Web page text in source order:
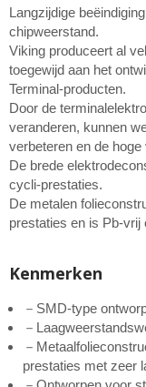
Langzijdige
chipweerstand.
Viking produceert al
toegewijd aan het
Terminal-producten.
Door de
veranderen, kunnen
verbeteren en de
De brede
cycli-prestaties.
De metalen
prestaties en is Pb-vrij
Kenmerken
－SMD-type
－
－
prestaties met zeer